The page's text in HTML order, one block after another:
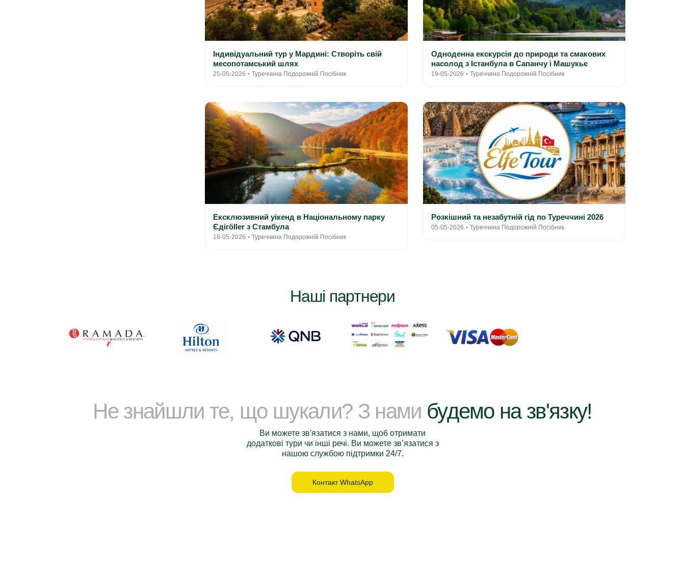
Індивідуальний тур у Мардині: Створіть свій
месопотамський шлях
25-05-2026 Туреччина Подорожній Посібник
Одноденна екскурсія до природи та смакових
насолод з Істанбула в Сапанчу і Машукьє
19-05-2026 Туреччина Подорожній Посібник
Ексклюзивний уікенд в Національному парку
Єдігöller з Стамбула
18-05-2026 Туреччина Подорожній Посібник
Розкішний та незабутній гід по Туреччині 2026
05-05-2026 Туреччина Подорожній Посібник
Наші партнери
Не знайшли те, що шукали? З нами будемо на зв'язку!
Ви можете зв'язатися з нами, щоб отримати
додаткові тури чи інші речі. Ви можете зв’язатися з
нашою службою підтримки 24/7.
Контакт WhatsApp